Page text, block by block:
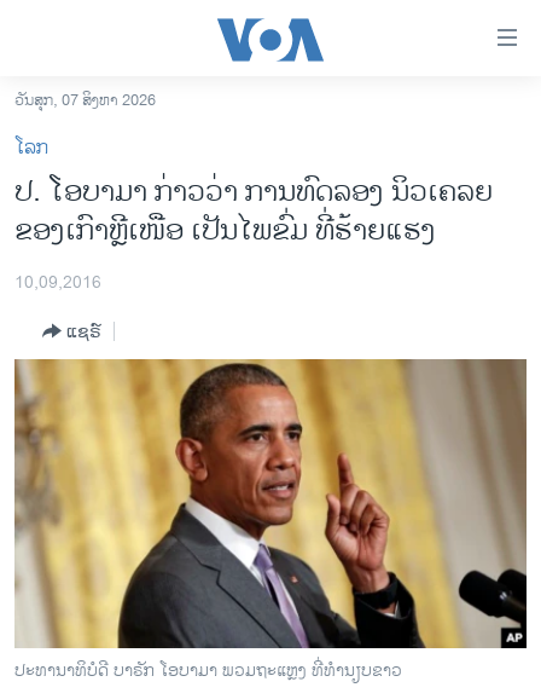
ເຂົ້າ
ຫາ
ຂ້າມ
ຂ້າມ
ຫາ
ລາວ
ອາເມຣິກາ
ການເລືອກຕັ້ງ ປະທານາທີບໍດີ ສະຫະລັດ 2024
ຂ່າວ​ຈີນ
ໂລກ
ເອເຊຍ
ອິດສະຫຼະພາບດ້ານການຂ່າວ
ຊີວິດຊາວລາວ
ຊຸມຊົນຊາວລາວ
ວິທະຍາສາດ-ເທັກໂນໂລຈີ
ທຸລະກິດ
ພາສາອັງກິດ
ວັນສຸກ, 07 ສິງຫາ 2026
ໂລກ
ປ. ໂອບາມາ ກ່າວວ່າ ການທົດລອງ ນິວເຄລຍ
ຂອງເກົາຫຼີເໜືອ ເປັນໄພຂົ່ມ ທີ່ຮ້າຍແຮງ
10,09,2016
ແຊຣ໌
ປະທານາທິບໍດີ ບາຣັກ ໂອບາມາ ພວມຖະແຫຼງ ທີ່ທຳນຽບຂາວ